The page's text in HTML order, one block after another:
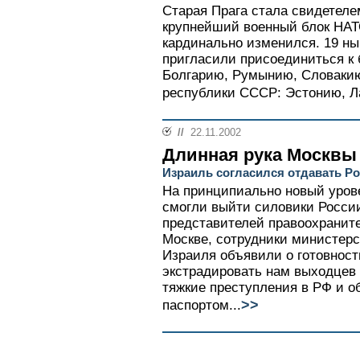
Старая Прага стала
крупнейший военный блок
кардинально изменился. 19
пригласили присоединиться
Болгарию, Румынию,
республики СССР: Эстонию,
// 22.11.2002
Длинная рука Москвы
Израиль согласился отдавать
На принципиально новый
смогли выйти силовики
представителей
Москве, сотрудники
Израиля объявили о
экстрадировать нам
тяжкие преступления в РФ и
паспортом...>>